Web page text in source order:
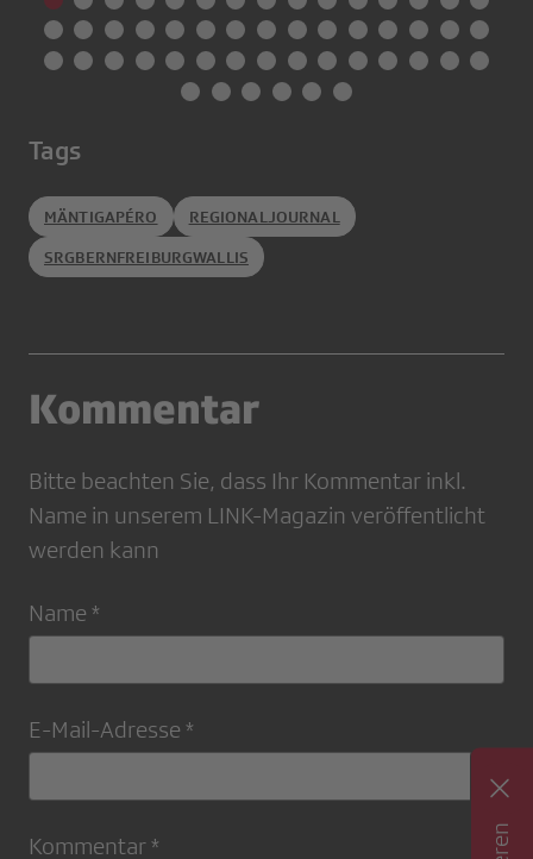
Tags
MÄNTIGAPÉRO REGIONALJOURNAL
SRGBERNFREIBURGWALLIS
Kommentar
Bitte beachten Sie, dass Ihr Kommentar inkl.
Name in unserem LINK-Magazin veröffentlicht
werden kann
Name *
E-Mail-Adresse *
Kommentar *